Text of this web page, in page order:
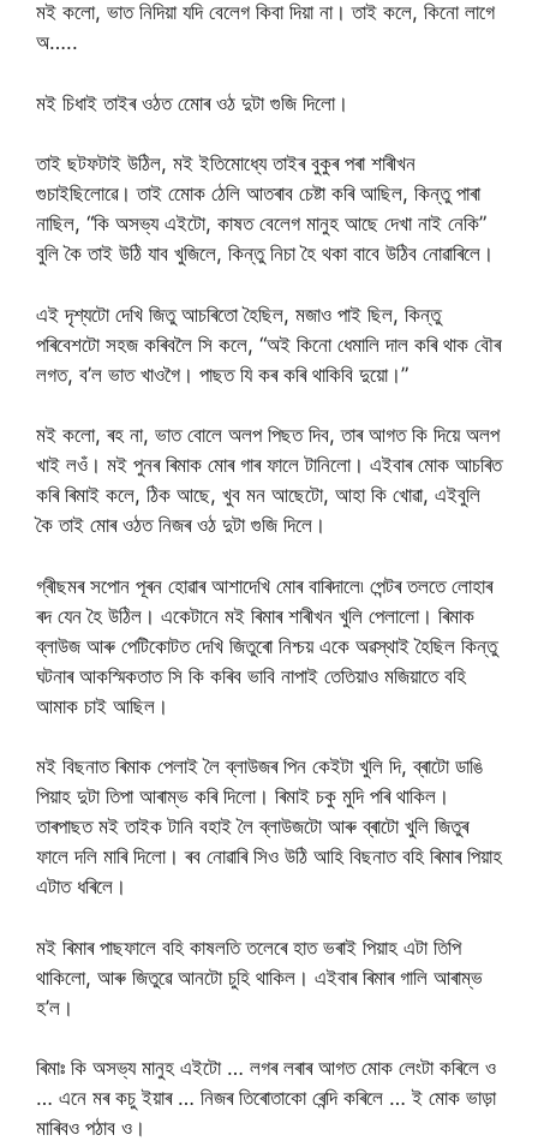
মই কলো, ভাত নিদিয়া যদি বেলেগ কিবা দিয়া না। তাই কলে, কিনো লাগে
অ…..
মই চিধাই তাইৰ ওঠত মোেৰ ওঠ দুটা গুজি দিলো।
তাই ছটফটাই উঠিল, মই ইতিমোধ্যে তাইৰ বুকুৰ পৰা শাৰীখন
গুচাইছিলোৱে। তাই মোেক ঠেলি আতৰাব চেষ্টা কৰি আছিল, কিন্তু পাৰা
নাছিল, “কি অসভ্য এইটো, কাষত বেলেগ মানুহ আছে দেখা নাই নেকি”
বুলি কৈ তাই উঠি যাব খুজিলে, কিন্তু নিচা হৈ থকা বাবে উঠিব নোৱাৰিলে।
এই দৃশ্যটো দেখি জিতু আচৰিতো হৈছিল, মজাও পাই ছিল, কিন্তু
পৰিবেশটো সহজ কৰিবলৈ সি কলে, “অই কিনো ধেমালি দাল কৰি থাক বৌৰ
লগত, ব’ল ভাত খাওগৈ। পাছত যি কৰ কৰি থাকিবি দুয়ো।”
মই কলো, ৰহ না, ভাত বোলে অলপ পিছত দিব, তাৰ আগত কি দিয়ে অলপ
খাই লওঁ। মই পুনৰ ৰিমাক মোৰ গাৰ ফালে টানিলো। এইবাৰ মােক আচৰিত
কৰি ৰিমাই কলে, ঠিক আছে, খুব মন আছেটো, আহা কি খোৱা, এইবুলি
কৈ তাই মোৰ ওঠত নিজৰ ওঠ দুটা গুজি দিলে।
গ্ৰীছমৰ সপোন পূৰন হোৱাৰ আশাদেখি মোৰ বাৰিদালে৷ পেন্টৰ তলতে লোহাৰ
ৰদ যেন হৈ উঠিল। একেটানে মই ৰিমাৰ শাৰীখন খুলি পেলালো। ৰিমাক
ব্লাউজ আৰু পেটিকোটত দেখি জিতুৰো নিশ্চয় একে অৱস্থাই হৈছিল কিন্তু
ঘটনাৰ আকস্মিকতাত সি কি কৰিব ভাবি নাপাই তেতিয়াও মজিয়াতে বহি
আমাক চাই আছিল।
মই বিছনাত ৰিমাক পেলাই লৈ ব্লাউজৰ পিন কেইটা খুলি দি, ব্ৰাটো ডাঙি
পিয়াহ দুটা তিপা আৰাম্ভ কৰি দিলো। ৰিমাই চকু মুদি পৰি থাকিল।
তাৰপাছত মই তাইক টানি বহাই লৈ ব্লাউজটো আৰু ব্ৰাটো খুলি জিতুৰ
ফালে দলি মাৰি দিলো। ৰব নোৱাৰি সিও উঠি আহি বিছনাত বহি ৰিমাৰ পিয়াহ
এটাত ধৰিলে।
মই ৰিমাৰ পাছফালে বহি কাষলতি তলেৰে হাত ভৰাই পিয়াহ এটা তিপি
থাকিলো, আৰু জিতুৱে আনটো চুহি থাকিল। এইবাৰ ৰিমাৰ গালি আৰাম্ভ
হ’ল।
ৰিমাঃ কি অসভ্য মানুহ এইটো … লগৰ লৰাৰ আগত মোক লেংটা কৰিলে ও
… এনে মৰ কচু ইয়াৰ … নিজৰ তিৰোতাকো ৰেন্দি কৰিলে … ই মোক ভাড়া
মাৰিবও পঠাব ও।